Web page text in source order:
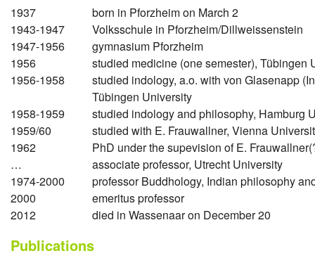
1937
born in Pforzheim on March 2
1943-1947
Volksschule in Pforzheim/Dillweissenstein
1947-1956
gymnasium Pforzheim
1956
studied medicine (one semester), Tübingen
1956-1958
studied indology, a.o. with von Glasenapp
Tübingen University
1958-1959
studied indology and philosophy, Hamburg
1959/60
studied with E. Frauwallner, Vienna
1962
PhD under the supevision of E.
…
associate professor, Utrecht University
1974-2000
professor Buddhology, Indian philosophy
2000
emeritus professor
2012
died in Wassenaar on December 20
Publications